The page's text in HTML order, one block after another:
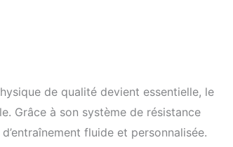
de qualité devient essentielle, le
Grâce à son système de résistance
fluide et personnalisée.